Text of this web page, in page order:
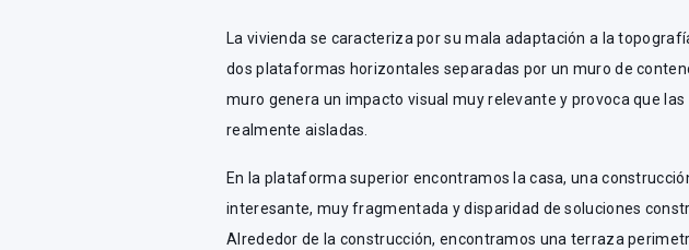
La vivienda se caracteriza por su mala adaptación a la
dos plataformas horizontales separadas por un muro de
muro genera un impacto visual muy relevante y provoca que
realmente aisladas.
En la plataforma superior encontramos la casa, una
interesante, muy fragmentada y disparidad de soluciones
Alrededor de la construcción, encontramos una terraza